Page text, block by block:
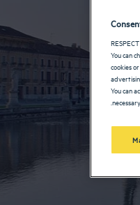
You can
cookies
You can